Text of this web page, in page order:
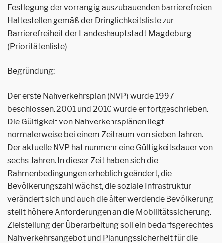
Festlegung der vorrangig auszubauenden barrierefreien
Haltestellen gemäß der Dringlichkeitsliste zur
Barrierefreiheit der Landeshauptstadt Magdeburg
(Prioritätenliste)
Begründung:
Der erste Nahverkehrsplan (NVP) wurde 1997
beschlossen. 2001 und 2010 wurde er fortgeschrieben.
Die Gültigkeit von Nahverkehrsplänen liegt
normalerweise bei einem Zeitraum von sieben Jahren.
Der aktuelle NVP hat nunmehr eine Gültigkeitsdauer von
sechs Jahren. In dieser Zeit haben sich die
Rahmenbedingungen erheblich geändert, die
Bevölkerungszahl wächst, die soziale Infrastruktur
verändert sich und auch die älter werdende Bevölkerung
stellt höhere Anforderungen an die Mobilitätssicherung.
Zielstellung der Überarbeitung soll ein bedarfsgerechtes
Nahverkehrsangebot und Planungssicherheit für die